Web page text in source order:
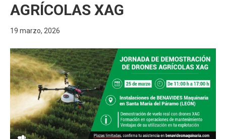
AGRÍCOLAS XAG
19 marzo, 2026